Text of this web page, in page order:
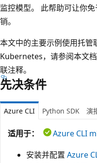
监控模型。 此帮助可让你
销。
本文中的主要示例使用托管
Kubernetes，请参阅本文
联注释。
先决条件
Azure CLI Python SDK 演
适用于： Azure CLI
安装并配置 Azure